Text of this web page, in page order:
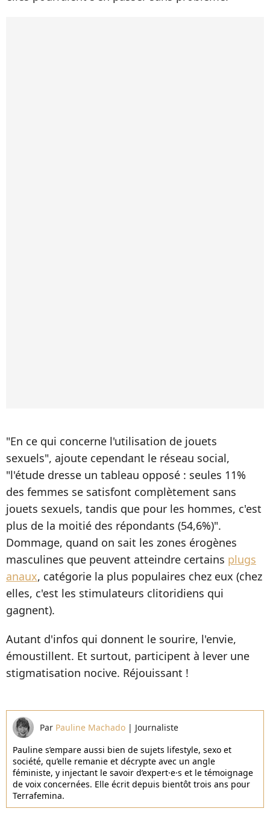
"En ce qui concerne l'utilisation de jouets
sexuels", ajoute cependant le réseau social,
"l'étude dresse un tableau opposé : seules 11%
des femmes se satisfont complètement sans
jouets sexuels, tandis que pour les hommes, c'est
plus de la moitié des répondants (54,6%)".
Dommage, quand on sait les zones érogènes
masculines que peuvent atteindre certains plugs
anaux, catégorie la plus populaires chez eux (chez
elles, c'est les stimulateurs clitoridiens qui
gagnent).
Autant d'infos qui donnent le sourire, l'envie,
émoustillent. Et surtout, participent à lever une
stigmatisation nocive. Réjouissant !
Par Pauline Machado | Journaliste
Pauline s’empare aussi bien de sujets lifestyle, sexo et
société, qu’elle remanie et décrypte avec un angle
féministe, y injectant le savoir d’expert·e·s et le témoignage
de voix concernées. Elle écrit depuis bientôt trois ans pour
Terrafemina.